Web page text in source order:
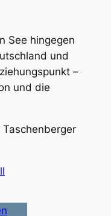
See hingegen
und
–
und die